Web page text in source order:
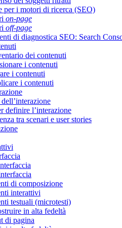
per i motori di ricerca (SEO)
on-page
off-page
di diagnostica SEO: Search
dei contenuti
i contenuti
i contenuti
i contenuti
definire l’interazione
tra scenari e user stories
di composizione
interattivi
testuali (microtesti)
in alta fedeltà
di pagina